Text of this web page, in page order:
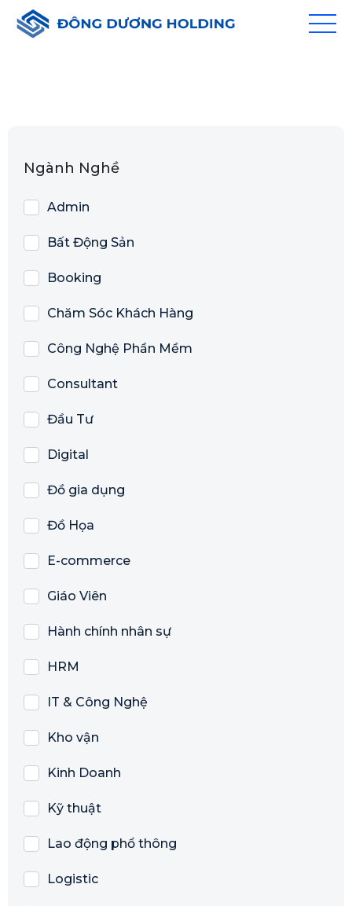
Ngành Nghề
Admin
Bất Động Sản
Booking
Chăm Sóc Khách Hàng
Công Nghệ Phần Mềm
Consultant
Đầu Tư
Digital
Đồ gia dụng
Đồ Họa
E-commerce
Giáo Viên
Hành chính nhân sự
HRM
IT & Công Nghệ
Kho vận
Kinh Doanh
Kỹ thuật
Lao động phổ thông
Logistic